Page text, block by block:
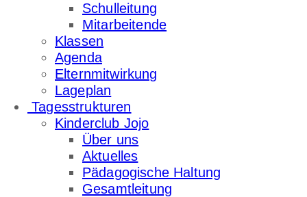
Schulleitung
Mitarbeitende
Klassen
Agenda
Elternmitwirkung
Lageplan
Tagesstrukturen
Kinderclub Jojo
Über uns
Aktuelles
Pädagogische Haltung
Gesamtleitung